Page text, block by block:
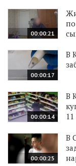
00:00:21
00:00:17
В
00:00:14
В
00:00:25
В